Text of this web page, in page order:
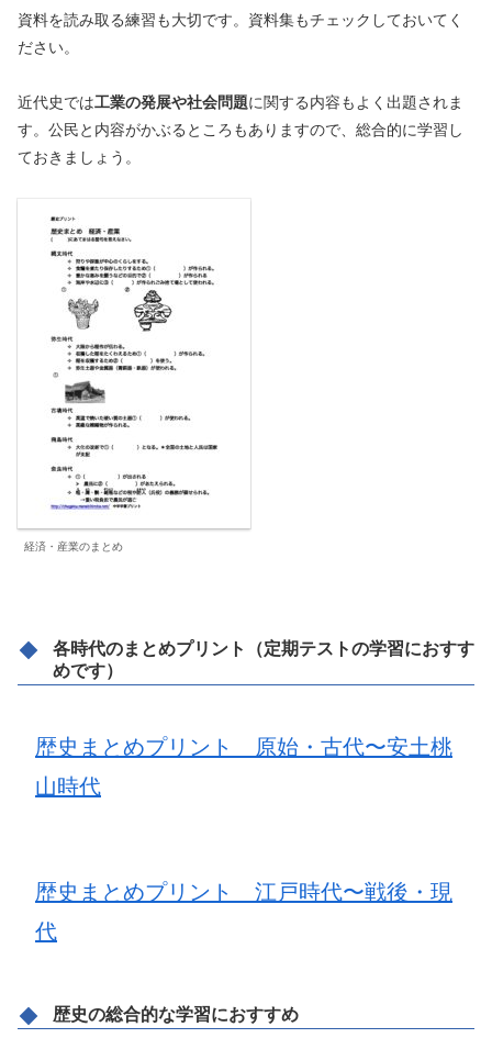
資料を読み取る練習も大切です。資料集もチェックしておいてく
ださい。
近代史では工業の発展や社会問題に関する内容もよく出題されま
す。公民と内容がかぶるところもありますので、総合的に学習し
ておきましょう。
経済・産業のまとめ
各時代のまとめプリント（定期テストの学習におすす
めです）
歴史まとめプリント 原始・古代〜安土桃
山時代
歴史まとめプリント 江戸時代〜戦後・現
代
歴史の総合的な学習におすすめ